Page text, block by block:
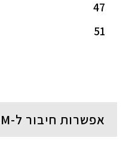
47
51
אפשרות חיבור ל-SIM